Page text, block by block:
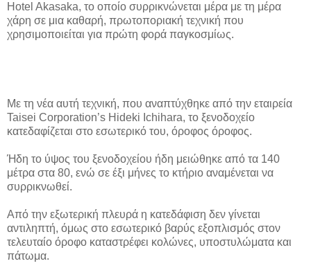
Hotel Akasaka, το οποίο συρρικνώνεται μέρα με τη μέρα
χάρη σε μια καθαρή, πρωτοποριακή τεχνική που
χρησιμοποιείται για πρώτη φορά παγκοσμίως.
Με τη νέα αυτή τεχνική, που αναπτύχθηκε από την εταιρεία
Taisei Corporation’s Hideki Ichihara, το ξενοδοχείο
κατεδαφίζεται στο εσωτερικό του, όροφος όροφος.
Ήδη το ύψος του ξενοδοχείου ήδη μειώθηκε από τα 140
μέτρα στα 80, ενώ σε έξι μήνες το κτήριο αναμένεται να
συρρικνωθεί.
Από την εξωτερική πλευρά η κατεδάφιση δεν γίνεται
αντιληπτή, όμως στο εσωτερικό βαρύς εξοπλισμός στον
τελευταίο όροφο καταστρέφει κολώνες, υποστυλώματα και
πάτωμα.